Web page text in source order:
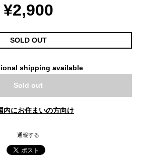
¥2,900
SOLD OUT
shipping available
Sold out
内にお住まいの方向け
通報する